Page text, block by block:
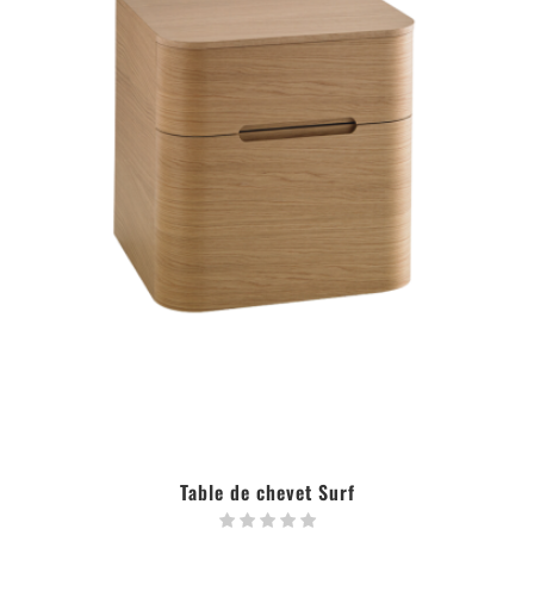
Table de chevet Surf